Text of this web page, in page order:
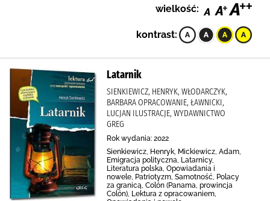
wielkość:
kontrast:
Latarnik
SIENKIEWICZ, HENRYK, WŁODARCZYK,
BARBARA OPRACOWANIE, ŁAWNICKI,
LUCJAN ILUSTRACJE, WYDAWNICTWO
GREG
Rok wydania: 2022
Sienkiewicz, Henryk, Mickiewicz, Adam,
Emigracja polityczna, Latarnicy,
Literatura polska, Opowiadania i
nowele, Patriotyzm, Samotność, Polacy
za granicą, Colón (Panama, prowincja
Colón), Lektura z opracowaniem,